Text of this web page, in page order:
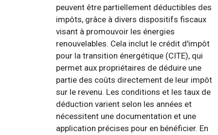
peuvent être partiellement déductibles des
impôts, grâce à divers dispositifs fiscaux
visant à promouvoir les énergies
renouvelables. Cela inclut le crédit d'impôt
pour la transition énergétique (CITE), qui
permet aux propriétaires de déduire une
partie des coûts directement de leur impôt
sur le revenu. Les conditions et les taux de
déduction varient selon les années et
nécessitent une documentation et une
application précises pour en bénéficier. En